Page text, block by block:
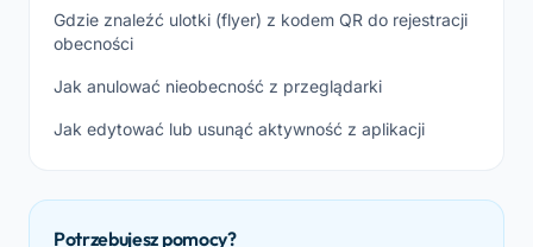
Gdzie znaleźć ulotki (flyer) z kodem QR do rejestracji
obecności
Jak anulować nieobecność z przeglądarki
Jak edytować lub usunąć aktywność z aplikacji
Potrzebujesz pomocy?